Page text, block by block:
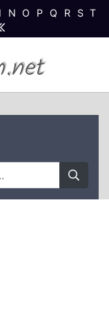
N O P Q R S T